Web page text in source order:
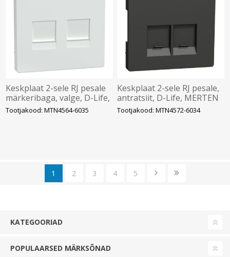
Keskplaat 2-sele RJ pesale
märkeribaga, valge, D-Life,
MERTEN
Tootjakood: MTN4564-6035
Keskplaat 2-sele RJ pesale,
antratsiit, D-Life, MERTEN
Tootjakood: MTN4572-6034
1 2 3 4 5
KATEGOORIAD
POPULAARSED MÄRKSÕNAD